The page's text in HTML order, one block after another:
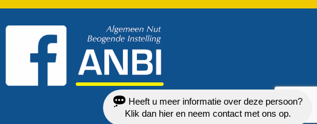
Heeft u meer informatie over deze persoon?
Klik dan hier en neem contact met ons op.